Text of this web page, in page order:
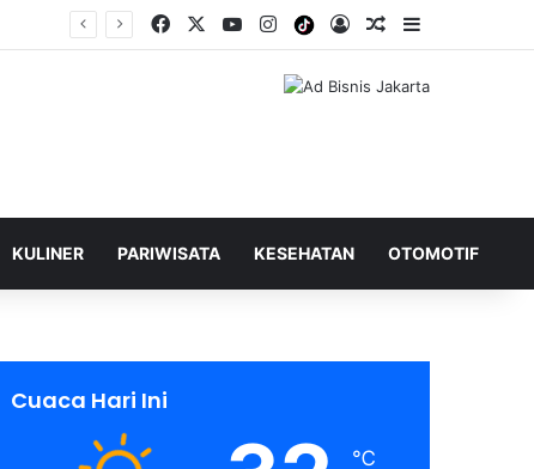
Facebook YouTubeInstagramTiktokLog InShuffle Berita
KULINER PARIWISATA KESEHATAN OTOMOTIF
Cuaca Hari Ini
℃